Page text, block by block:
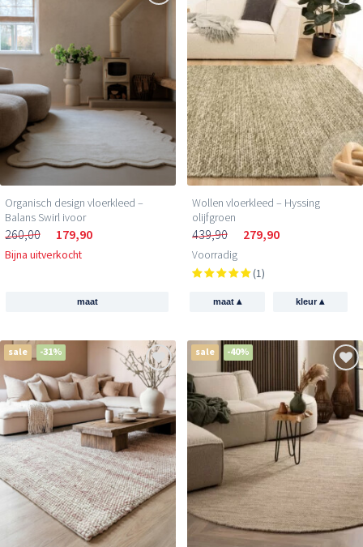
Organisch design vloerkleed –
Balans Swirl ivoor
260,00 179,90
Bijna uitverkocht
maat
Wollen vloerkleed – Hyssing
olijfgroen
439,90 279,90
Voorradig
(1)
maat ▴ kleur▴
sale -31% sale -40%